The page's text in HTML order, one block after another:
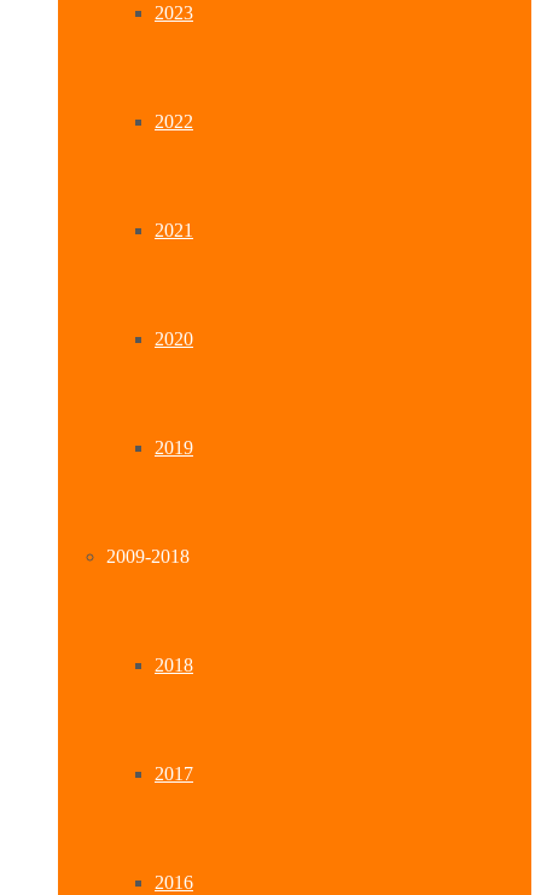
2023
2022
2021
2020
2019
2009-2018
2018
2017
2016